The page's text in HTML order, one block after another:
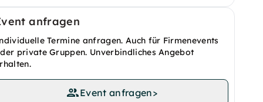
anfragen
Termine anfragen. Auch für Firmenevents
private Gruppen. Unverbindliches Angebot
Event anfragen>